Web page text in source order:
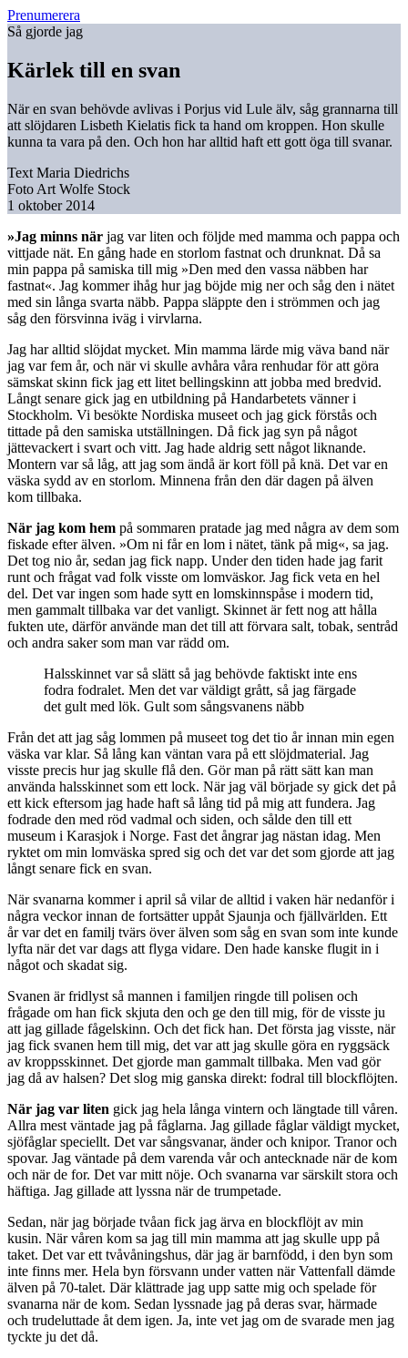
Prenumerera
Så gjorde jag
Kärlek till en svan
När en svan behövde avlivas i Porjus vid Lule älv, såg grannarna till
att slöjdaren Lisbeth Kielatis fick ta hand om kroppen. Hon skulle
kunna ta vara på den. Och hon har alltid haft ett gott öga till svanar.
Text Maria Diedrichs
Foto Art Wolfe Stock
1 oktober 2014
»Jag minns när jag var liten och följde med mamma och pappa och
vittjade nät. En gång hade en storlom fastnat och drunknat. Då sa
min pappa på samiska till mig »Den med den vassa näbben har
fastnat«. Jag kommer ihåg hur jag böjde mig ner och såg den i nätet
med sin långa svarta näbb. Pappa släppte den i strömmen och jag
såg den försvinna iväg i virvlarna.
Jag har alltid slöjdat mycket. Min mamma lärde mig väva band när
jag var fem år, och när vi skulle avhåra våra renhudar för att göra
sämskat skinn fick jag ett litet bellingskinn att jobba med bredvid.
Långt senare gick jag en utbildning på Handarbetets vänner i
Stockholm. Vi besökte Nordiska museet och jag gick förstås och
tittade på den samiska utställningen. Då fick jag syn på något
jättevackert i svart och vitt. Jag hade aldrig sett något liknande.
Montern var så låg, att jag som ändå är kort föll på knä. Det var en
väska sydd av en storlom. Minnena från den där dagen på älven
kom tillbaka.
När jag kom hem på sommaren pratade jag med några av dem som
fiskade efter älven. »Om ni får en lom i nätet, tänk på mig«, sa jag.
Det tog nio år, sedan jag fick napp. Under den tiden hade jag farit
runt och frågat vad folk visste om lomväskor. Jag fick veta en hel
del. Det var ingen som hade sytt en lomskinnspåse i modern tid,
men gammalt tillbaka var det vanligt. Skinnet är fett nog att hålla
fukten ute, därför använde man det till att förvara salt, tobak, sentråd
och andra saker som man var rädd om.
Halsskinnet var så slätt så jag behövde faktiskt inte ens
fodra fodralet. Men det var väldigt grått, så jag färgade
det gult med lök. Gult som sångsvanens näbb
Från det att jag såg lommen på museet tog det tio år innan min egen
väska var klar. Så lång kan väntan vara på ett slöjdmaterial. Jag
visste precis hur jag skulle flå den. Gör man på rätt sätt kan man
använda halsskinnet som ett lock. När jag väl började sy gick det på
ett kick eftersom jag hade haft så lång tid på mig att fundera. Jag
fodrade den med röd vadmal och siden, och sålde den till ett
museum i Karasjok i Norge. Fast det ångrar jag nästan idag. Men
ryktet om min lomväska spred sig och det var det som gjorde att jag
långt senare fick en svan.
När svanarna kommer i april så vilar de alltid i vaken här nedanför i
några veckor innan de fortsätter uppåt Sjaunja och fjällvärlden. Ett
år var det en familj tvärs över älven som såg en svan som inte kunde
lyfta när det var dags att flyga vidare. Den hade kanske flugit in i
något och skadat sig.
Svanen är fridlyst så mannen i familjen ringde till polisen och
frågade om han fick skjuta den och ge den till mig, för de visste ju
att jag gillade fågelskinn. Och det fick han. Det första jag visste, när
jag fick svanen hem till mig, det var att jag skulle göra en ryggsäck
av kroppsskinnet. Det gjorde man gammalt tillbaka. Men vad gör
jag då av halsen? Det slog mig ganska direkt: fodral till blockflöjten.
När jag var liten gick jag hela långa vintern och längtade till våren.
Allra mest väntade jag på fåglarna. Jag gillade fåglar väldigt mycket,
sjöfåglar speciellt. Det var sångsvanar, änder och knipor. Tranor och
spovar. Jag väntade på dem varenda vår och antecknade när de kom
och när de for. Det var mitt nöje. Och svanarna var särskilt stora och
häftiga. Jag gillade att lyssna när de trumpetade.
Sedan, när jag började tvåan fick jag ärva en blockflöjt av min
kusin. När våren kom sa jag till min mamma att jag skulle upp på
taket. Det var ett tvåvåningshus, där jag är barnfödd, i den byn som
inte finns mer. Hela byn försvann under vatten när Vattenfall dämde
älven på 70-talet. Där klättrade jag upp satte mig och spelade för
svanarna när de kom. Sedan lyssnade jag på deras svar, härmade
och trudeluttade åt dem igen. Ja, inte vet jag om de svarade men jag
tyckte ju det då.